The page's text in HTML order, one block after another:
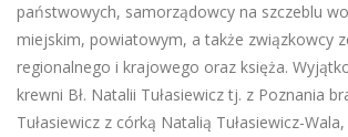
państwowych, samorządowcy na szczeblu
miejskim, powiatowym, a także związkowcy
regionalnego i krajowego oraz księża.
krewni Bł. Natalii Tułasiewicz tj. z Poznania
Tułasiewicz z córką Natalią Tułasiewicz-